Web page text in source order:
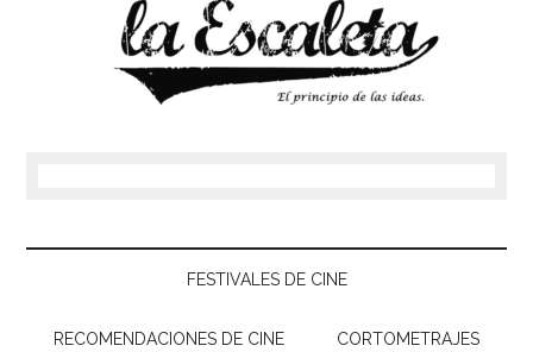
FESTIVALES DE CINE
RECOMENDACIONES DE CINE CORTOMETRAJES